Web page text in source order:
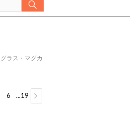
ラス・マグカ
6 ...19